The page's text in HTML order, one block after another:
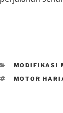
CATEGORIES
MODIFIKASI
TAGS
MOTOR